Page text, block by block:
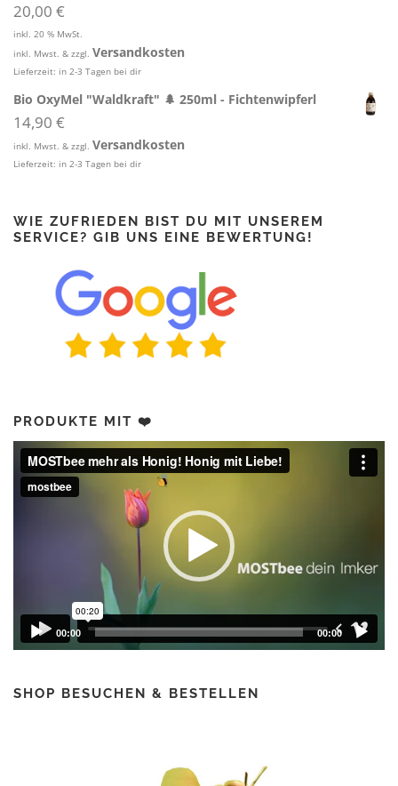
20,00 €
inkl. 20 % MwSt.
inkl. Mwst. & zzgl. Versandkosten
Lieferzeit: in 2-3 Tagen bei dir
Bio OxyMel "Waldkraft" 🌲 250ml - Fichtenwipferl
14,90 €
inkl. Mwst. & zzgl. Versandkosten
Lieferzeit: in 2-3 Tagen bei dir
WIE ZUFRIEDEN BIST DU MIT UNSEREM
SERVICE? GIB UNS EINE BEWERTUNG!
PRODUKTE MIT ❤️
Video-
Player
00:00 00:00
SHOP BESUCHEN & BESTELLEN